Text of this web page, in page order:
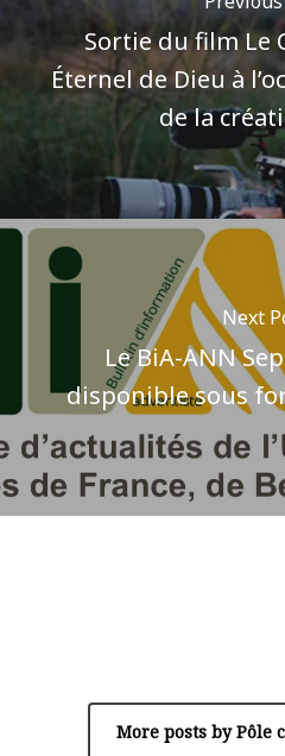
Sortie du film Le
Éternel de Dieu à
de la
Next
Le BiA-ANN
disponible sous
More posts by Pôle